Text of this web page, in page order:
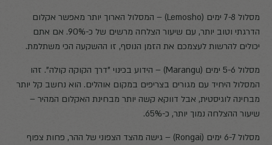
מסלול 7-8 ימים (Lemosho) – המסלול הארוך יותר מאפשר אקלום
הדרגתי וטוב יותר, עם שיעור הצלחה מרשים של כ-90%. אם אתם
יכולים להרשות לעצמכם את הזמן הנוסף, זו ההשקעה הכי משתלמת.
מסלול 5-6 ימים (Marangu) – הידוע בכינוי "דרך הקוקה קולה". זהו
המסלול היחיד עם מגורים בצריפים במקום אוהלים. הוא נחשב קל יותר
מבחינה לוגיסטית, אבל דווקא קשה יותר מבחינת האקלום המהיר –
שיעור ההצלחה נמוך יותר, כ-65%.
מסלול 6-7 ימים (Rongai) – גישה מהצד הצפוני של ההר, פחות צפוף